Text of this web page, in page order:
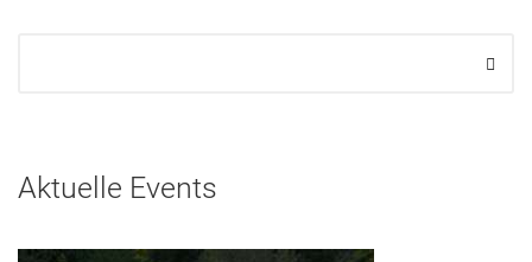
Aktuelle Events